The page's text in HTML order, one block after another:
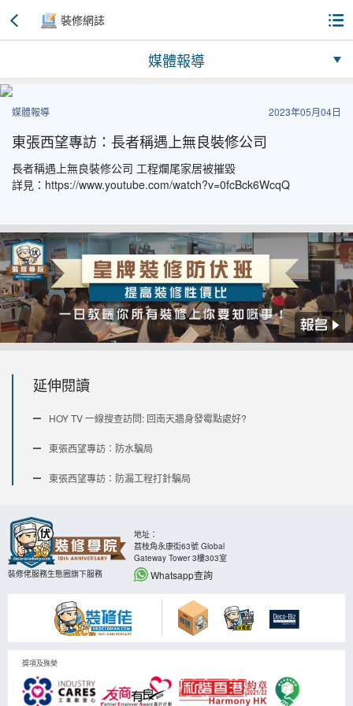
裝修網誌
媒體報導
媒體報導 2023年05月04日
東張西望專訪：長者稱遇上無良裝修公司
長者稱遇上無良裝修公司 工程爛尾家居被摧毀
詳見：https://www.youtube.com/watch?v=0fcBck6WcqQ
延伸閱讀
HOY TV 一線搜查訪問: 回南天牆身發霉點處好?
東張西望專訪：防水騙局
東張西望專訪：防漏工程打針騙局
裝修佬服務生態圈旗下服務
地址：
荔枝角永康街63號 Global
Gateway Tower 3樓303室
Whatsapp查詢
獎項及殊榮